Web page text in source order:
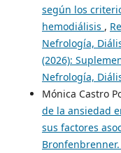
según los
hemodiálisis ,
Nefrología,
(2026):
Nefrología,
Mónica Castro
de la ansiedad
sus factores
Bronfenbrenner.